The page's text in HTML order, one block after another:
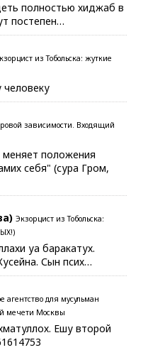
полностью хиджаб в
постепен…
из Тобольска: жуткие
человеку
зависимости. Входящий
меняет положения
себя" (сура Гром,
Экзорцист из Тобольска:
уа баракатух.
Сын псих…
агентство для мусульман
мечети Москвы
Ешу второй